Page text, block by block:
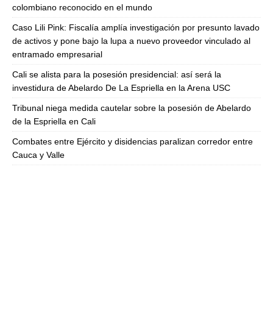
colombiano reconocido en el mundo
Caso Lili Pink: Fiscalía amplía investigación por presunto lavado
de activos y pone bajo la lupa a nuevo proveedor vinculado al
entramado empresarial
Cali se alista para la posesión presidencial: así será la
investidura de Abelardo De La Espriella en la Arena USC
Tribunal niega medida cautelar sobre la posesión de Abelardo
de la Espriella en Cali
Combates entre Ejército y disidencias paralizan corredor entre
Cauca y Valle